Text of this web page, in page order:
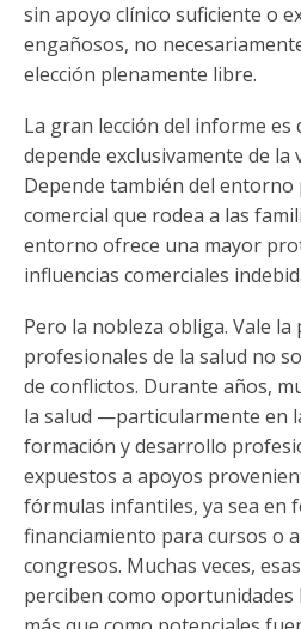
sin apoyo clínico suficiente o
engañosos, no
elección plenamente libre.
La gran lección del informe es
depende exclusivamente de la
Depende también del
comercial que rodea a las
entorno ofrece una mayor
influencias comerciales
Pero la nobleza obliga. Vale
profesionales de la salud no
de conflictos. Durante años,
la salud —particularmente en
formación y desarrollo
expuestos a apoyos
fórmulas infantiles, ya sea en
financiamiento para cursos o
congresos. Muchas veces,
perciben como